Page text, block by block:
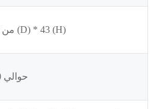
سيغز (W) * من (D) * 43 (H)
حوالي 10 جيجابايت